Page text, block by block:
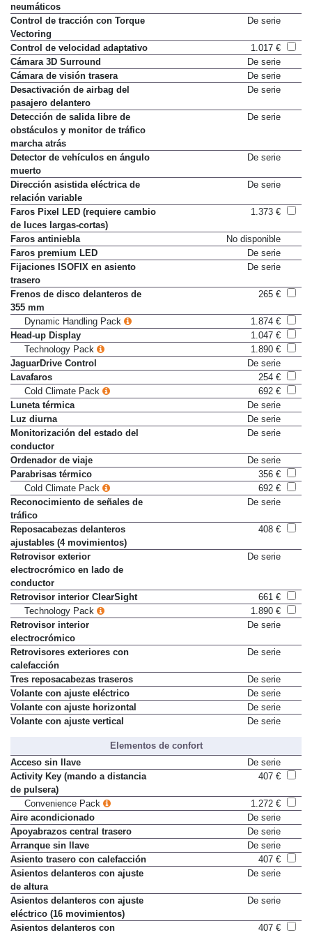
neumáticos
Control de tracción con Torque
Vectoring
De serie
Control de velocidad adaptativo
1.017 €
Cámara 3D Surround
De serie
Cámara de visión trasera
De serie
Desactivación de airbag del
pasajero delantero
De serie
Detección de salida libre de
obstáculos y monitor de tráfico
marcha atrás
De serie
Detector de vehículos en ángulo
muerto
De serie
Dirección asistida eléctrica de
relación variable
De serie
Faros Pixel LED (requiere cambio
de luces largas-cortas)
1.373 €
Faros antiniebla
No disponible
Faros premium LED
De serie
Fijaciones ISOFIX en asiento
trasero
De serie
Frenos de disco delanteros de
355 mm
265 €
Dynamic Handling Pack
1.874 €
Head-up Display
1.047 €
Technology Pack
1.890 €
JaguarDrive Control
De serie
Lavafaros
254 €
Cold Climate Pack
692 €
Luneta térmica
De serie
Luz diurna
De serie
Monitorización del estado del
conductor
De serie
Ordenador de viaje
De serie
Parabrisas térmico
356 €
Cold Climate Pack
692 €
Reconocimiento de señales de
tráfico
De serie
Reposacabezas delanteros
ajustables (4 movimientos)
408 €
Retrovisor exterior
electrocrómico en lado de
conductor
De serie
Retrovisor interior ClearSight
661 €
Technology Pack
1.890 €
Retrovisor interior
electrocrómico
De serie
Retrovisores exteriores con
calefacción
De serie
Tres reposacabezas traseros
De serie
Volante con ajuste eléctrico
De serie
Volante con ajuste horizontal
De serie
Volante con ajuste vertical
De serie
Elementos de confort
Acceso sin llave
De serie
Activity Key (mando a distancia
de pulsera)
407 €
Convenience Pack
1.272 €
Aire acondicionado
De serie
Apoyabrazos central trasero
De serie
Arranque sin llave
De serie
Asiento trasero con calefacción
407 €
Asientos delanteros con ajuste
de altura
De serie
Asientos delanteros con ajuste
eléctrico (16 movimientos)
De serie
Asientos delanteros con
407 €